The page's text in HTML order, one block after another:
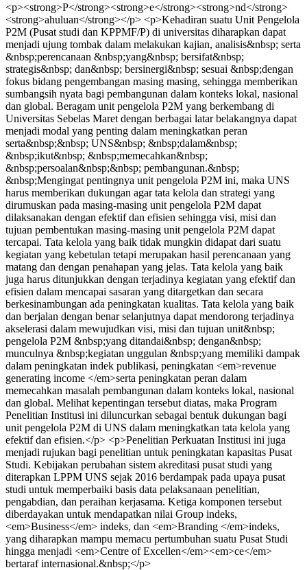
<p><strong>P</strong><strong>e</strong><strong>nd</strong>
<strong>ahuluan</strong></p> <p>Kehadiran suatu Unit Pengelola
P2M (Pusat studi dan KPPMF/P) di universitas diharapkan dapat
menjadi ujung tombak dalam melakukan kajian, analisis&nbsp; serta
&nbsp;perencanaan &nbsp;yang&nbsp; bersifat&nbsp;
strategis&nbsp; dan&nbsp; bersinergi&nbsp; sesuai &nbsp;dengan
fokus bidang pengembangan masing masing, sehingga memberikan
sumbangsih nyata bagi pembangunan dalam konteks lokal, nasional
dan global. Beragam unit pengelola P2M yang berkembang di
Universitas Sebelas Maret dengan berbagai latar belakangnya dapat
menjadi modal yang penting dalam meningkatkan peran
serta&nbsp;&nbsp; UNS&nbsp; &nbsp;dalam&nbsp;
&nbsp;ikut&nbsp; &nbsp;memecahkan&nbsp;
&nbsp;persoalan&nbsp;&nbsp; pembangunan.&nbsp;
&nbsp;Mengingat pentingnya unit pengelola P2M ini, maka UNS
harus memberikan dukungan agar tata kelola dan strategi yang
dirumuskan pada masing-masing unit pengelola P2M dapat
dilaksanakan dengan efektif dan efisien sehingga visi, misi dan
tujuan pembentukan masing-masing unit pengelola P2M dapat
tercapai. Tata kelola yang baik tidak mungkin didapat dari suatu
kegiatan yang kebetulan tetapi merupakan hasil perencanaan yang
matang dan dengan penahapan yang jelas. Tata kelola yang baik
juga harus ditunjukkan dengan terjadinya kegiatan yang efektif dan
efisien dalam mencapai sasaran yang ditargetkan dan secara
berkesinambungan ada peningkatan kualitas. Tata kelola yang baik
dan berjalan dengan benar selanjutnya dapat mendorong terjadinya
akselerasi dalam mewujudkan visi, misi dan tujuan unit&nbsp;
pengelola P2M &nbsp;yang ditandai&nbsp; dengan&nbsp;
munculnya &nbsp;kegiatan unggulan &nbsp;yang memiliki dampak
dalam peningkatan indek publikasi, peningkatan <em>revenue
generating income </em>serta peningkatan peran dalam
memecahkan masalah pembangunan dalam konteks lokal, nasional
dan global. Melihat kepentingan tersebut diatas, maka Program
Penelitian Institusi ini diluncurkan sebagai bentuk dukungan bagi
unit pengelola P2M di UNS dalam meningkatkan tata kelola yang
efektif dan efisien.</p> <p>Penelitian Perkuatan Institusi ini juga
menjadi rujukan bagi penelitian untuk peningkatan kapasitas Pusat
Studi. Kebijakan perubahan sistem akreditasi pusat studi yang
diterapkan LPPM UNS sejak 2016 berdampak pada upaya pusat
studi untuk memperbaiki basis data pelaksanaan penelitian,
pengabdian, dan peraihan kerjasama. Ketiga komponen tersebut
diberdayakan untuk mendapatkan nilai Group indeks,
<em>Business</em> indeks, dan <em>Branding </em>indeks,
yang diharapkan mampu memacu pertumbuhan suatu Pusat Studi
hingga menjadi <em>Centre of Excellen</em><em>ce</em>
bertaraf internasional.&nbsp;</p>